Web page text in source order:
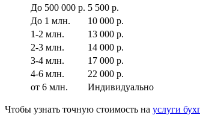
До 500 000 р. 5 500 р.
До 1 млн.
10 000 р.
1-2 млн.
13 000 р.
2-3 млн.
14 000 р.
3-4 млн.
17 000 р.
4-6 млн.
22 000 р.
от 6 млн.
Индивидуально
Чтобы узнать точную стоимость на услуги